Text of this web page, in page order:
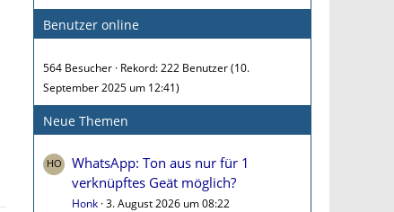
Benutzer online
564 Besucher Rekord: 222 Benutzer (10.
September 2025 um 12:41)
Neue Themen
WhatsApp: Ton aus nur für 1
verknüpftes Geät möglich?
Honk 3. August 2026 um 08:22